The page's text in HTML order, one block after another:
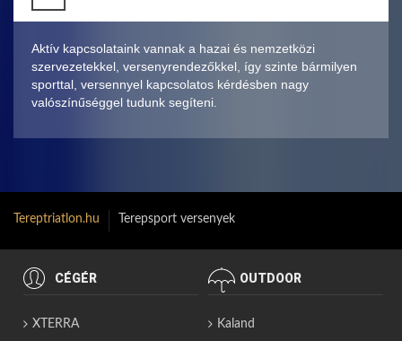
Aktív kapcsolataink vannak a hazai és nemzetközi
szervezetekkel, versenyrendezőkkel, így szinte bármilyen
sporttal, versennyel kapcsolatos kérdésben nagy
valószínűséggel tudunk segíteni.
Tereptriatlon.hu Terepsport versenyek
CÉGÉR
XTERRA
OUTDOOR
Kaland